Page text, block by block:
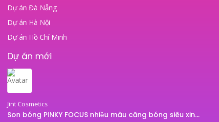
Dự án Đà Nẵng
Dự án Hà Nội
Dự án Hồ Chí Minh
Dự án mới
Jint Cosmetics
Son bóng PINKY FOCUS nhiều màu căng bóng siêu xinh – son bóng JINT